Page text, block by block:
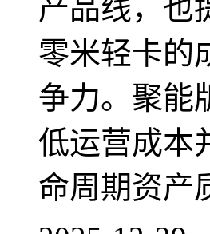
产品线，也
零米轻卡的
争力。聚能
低运营成本
命周期资产